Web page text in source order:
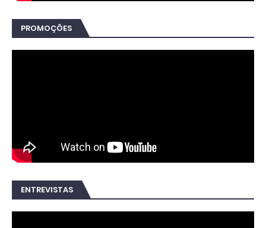
PROMOÇÕES
ENTREVISTAS